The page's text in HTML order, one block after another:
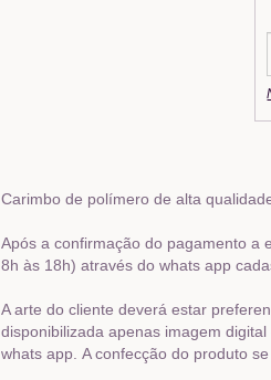
Carimbo de polímero de alta
Após a confirmação do pagamento a
8h às 18h) através do whats app
A arte do cliente deverá estar
disponibilizada apenas imagem
whats app. A confecção do produto